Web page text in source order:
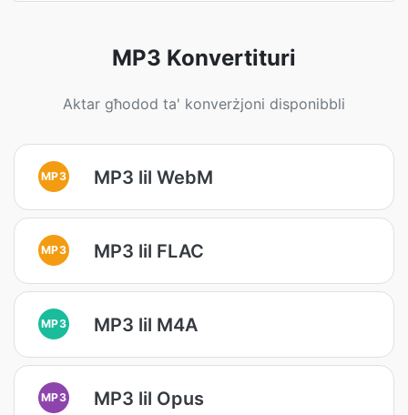
MP3 Konvertituri
Aktar għodod ta' konverżjoni disponibbli
MP3 MP3 lil WebM
MP3 MP3 lil FLAC
MP3 MP3 lil M4A
MP3 MP3 lil Opus